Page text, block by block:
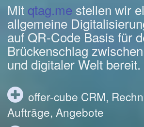
Mit qtag.me stellen wir
allgemeine
auf QR-Code Basis für
Brückenschlag
und digitaler Welt bereit.
offer-cube CRM,
Aufträge, Angebote